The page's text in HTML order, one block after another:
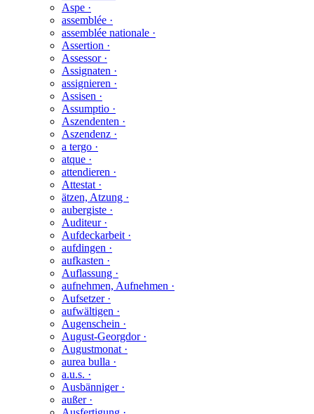
Aspe ·
assemblée ·
assemblée nationale ·
Assertion ·
Assessor ·
Assignaten ·
assignieren ·
Assisen ·
Assumptio ·
Aszendenten ·
Aszendenz ·
a tergo ·
atque ·
attendieren ·
Attestat ·
ätzen, Atzung ·
aubergiste ·
Auditeur ·
Aufdeckarbeit ·
aufdingen ·
aufkasten ·
Auflassung ·
aufnehmen, Aufnehmen ·
Aufsetzer ·
aufwältigen ·
Augenschein ·
August-Georgdor ·
Augustmonat ·
aurea bulla ·
a.u.s. ·
Ausbänniger ·
außer ·